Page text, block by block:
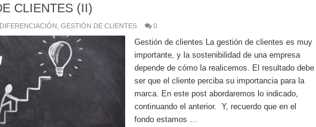
CLIENTES (II)
DIFERENCIACIÓN GESTIÓN DE CLIENTES 0
Gestión de clientes La gestión de clientes es muy
importante, y la sostenibilidad de una empresa
depende de cómo la realicemos. El resultado debe
ser que el cliente perciba su importancia para la
marca. En este post abordaremos lo indicado,
continuando el anterior. Y, recuerdo que en el
fondo estamos …